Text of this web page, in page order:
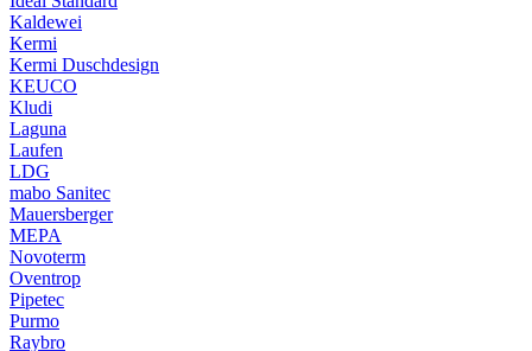
Kaldewei
Kermi
Kermi Duschdesign
KEUCO
Kludi
Laguna
Laufen
LDG
mabo Sanitec
Mauersberger
MEPA
Novoterm
Oventrop
Pipetec
Purmo
Raybro